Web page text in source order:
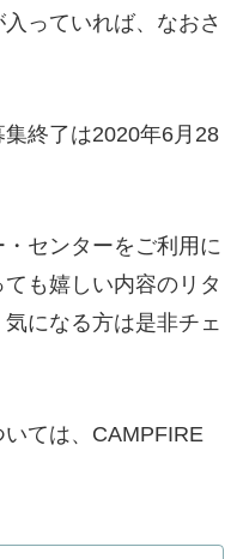
っていれば、なおさ
終了は2020年6月28
センターをご利用に
も嬉しい内容のリタ
になる方は是非チェ
ては、CAMPFIRE